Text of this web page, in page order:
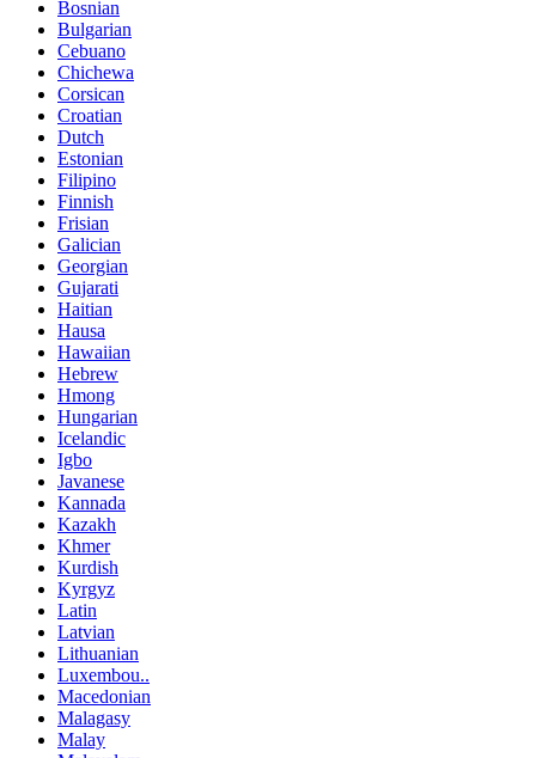
Bosnian
Bulgarian
Cebuano
Chichewa
Corsican
Croatian
Dutch
Estonian
Filipino
Finnish
Frisian
Galician
Georgian
Gujarati
Haitian
Hausa
Hawaiian
Hebrew
Hmong
Hungarian
Icelandic
Igbo
Javanese
Kannada
Kazakh
Khmer
Kurdish
Kyrgyz
Latin
Latvian
Lithuanian
Luxembou..
Macedonian
Malagasy
Malay